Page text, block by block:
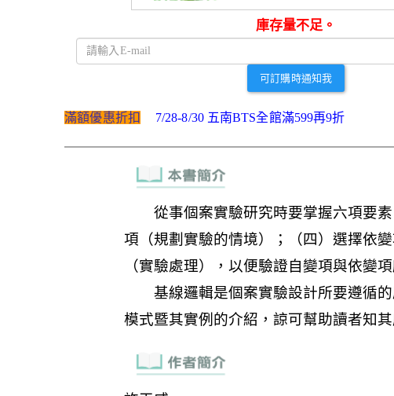
庫存量不足。
可訂購時通知我
滿額優惠折扣 7/28-8/30 五南BTS全館滿599再9折